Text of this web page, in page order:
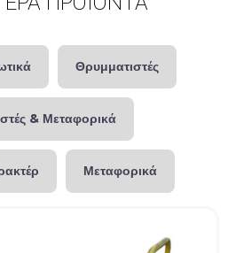
Θρυμματιστές
& Μεταφορικά
Μεταφορικά